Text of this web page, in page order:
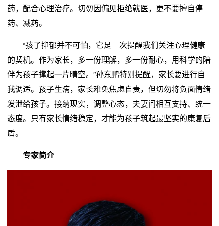
药，配合心理治疗。切勿因偏见拒绝就医，更不要擅自停
药、减药。
“孩子抑郁并不可怕，它是一次提醒我们关注心理健康
的契机。作为家长，多一份理解，多一份耐心，用科学的陪
伴为孩子撑起一片晴空。”孙东鹏特别提醒，家长要进行自
我调适。孩子生病，家长难免焦虑自责，但切勿将负面情绪
发泄给孩子。接纳现实，调整心态，夫妻间相互支持、统一
态度。只有家长情绪稳定，才能为孩子筑起最坚实的康复后
盾。
专家简介